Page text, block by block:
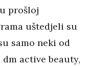
prošloj
uštedjeli su
samo neki od
active beauty,